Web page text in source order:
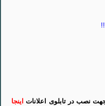
نصب در تابلوی اعلانات اینجا